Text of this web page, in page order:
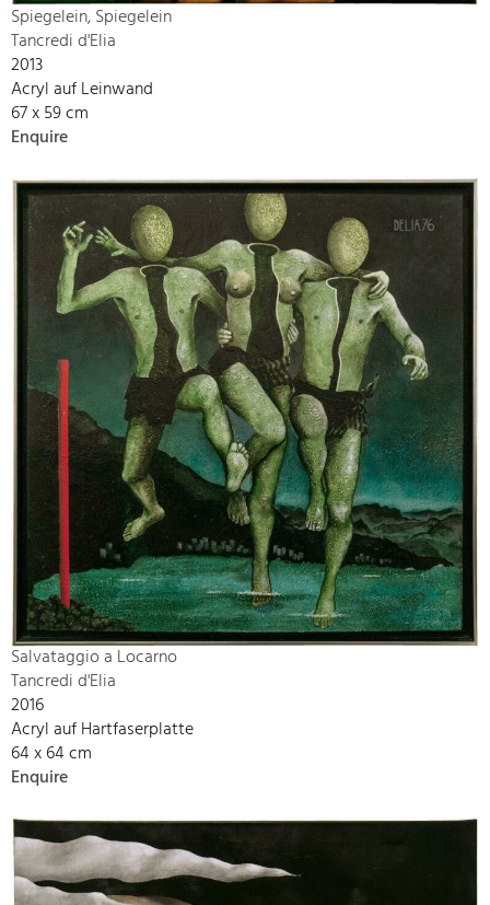
Spiegelein, Spiegelein
Tancredi d'Elia
2013
Acryl auf Leinwand
67 x 59 cm
Enquire
Salvataggio a Locarno
Tancredi d'Elia
2016
Acryl auf Hartfaserplatte
64 x 64 cm
Enquire